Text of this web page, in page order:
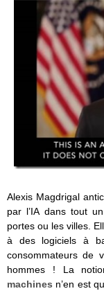
Alexis Magdrigal
par l’IA dans tout
portes ou les villes.
à des logiciels à
consommateurs de
hommes ! La
machines n’en est